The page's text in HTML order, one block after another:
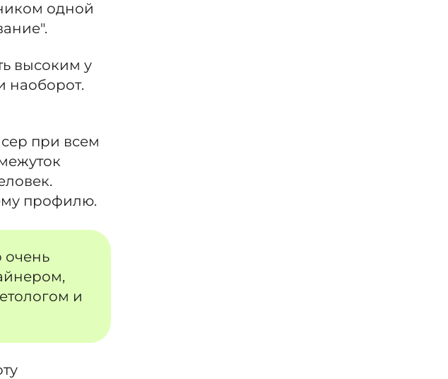
одной
высоким у
наоборот.
при всем
профилю.
очень
и